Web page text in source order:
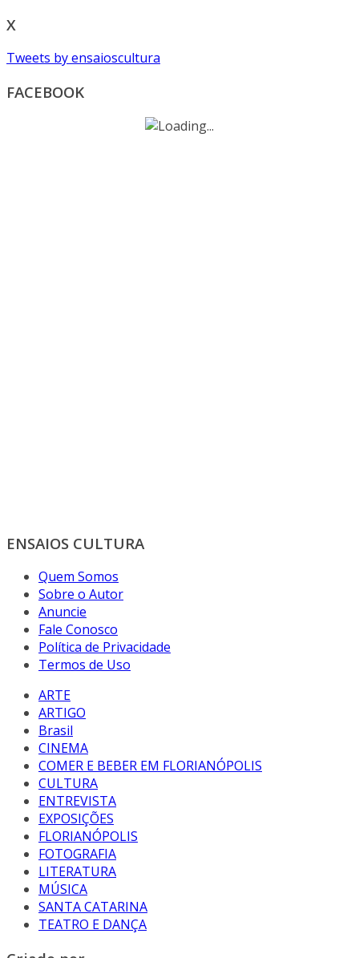
X
Tweets by ensaioscultura
FACEBOOK
ENSAIOS CULTURA
Quem Somos
Sobre o Autor
Anuncie
Fale Conosco
Política de Privacidade
Termos de Uso
ARTE
ARTIGO
Brasil
CINEMA
COMER E BEBER EM FLORIANÓPOLIS
CULTURA
ENTREVISTA
EXPOSIÇÕES
FLORIANÓPOLIS
FOTOGRAFIA
LITERATURA
MÚSICA
SANTA CATARINA
TEATRO E DANÇA